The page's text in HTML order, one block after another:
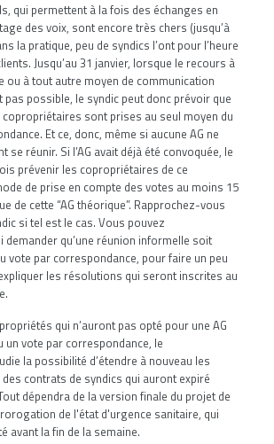
qui permettent à la fois des échanges en
des voix, sont encore très chers (jusqu’à
la pratique, peu de syndics l’ont pour l’heure
Jusqu’au 31 janvier, lorsque le recours à
ou à tout autre moyen de communication
possible, le syndic peut donc prévoir que
sont prises au seul moyen du
Et ce, donc, même si aucune AG ne
se réunir. Si l’AG avait déjà été convoquée, le
prévenir les copropriétaires de ce
de prise en compte des votes au moins 15
de cette “AG théorique”. Rapprochez-vous
si tel est le cas. Vous pouvez
demander qu’une réunion informelle soit
vote par correspondance, pour faire un peu
les résolutions qui seront inscrites au
qui n’auront pas opté pour une AG
un vote par correspondance, le
la possibilité d’étendre à nouveau les
des contrats de syndics qui auront expiré
dépendra de la version finale du projet de
de l'état d'urgence sanitaire, qui
avant la fin de la semaine.